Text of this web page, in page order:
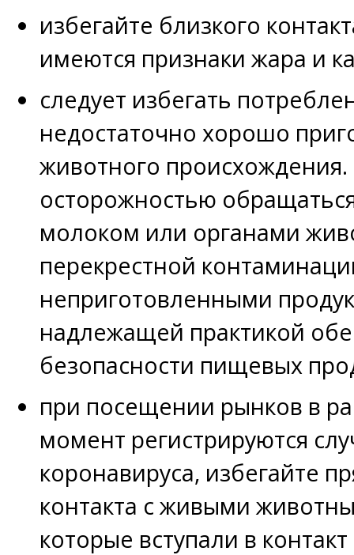
избегайте близкого
имеются признаки жара и
следует избегать
недостаточно хорошо
животного
осторожностью
молоком или органами
перекрестной
неприготовленными
надлежащей практикой
безопасности пищевых
при посещении рынков в
момент регистрируются
коронавируса, избегайте
контакта с живыми
которые вступали в